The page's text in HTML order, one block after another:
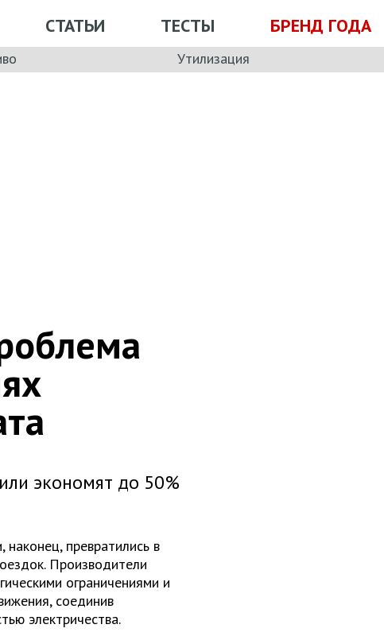
СТАТЬИ ТЕСТЫ БРЕНД ГОДА
Утилизация
экономят до 50%
превратились в
Производители
ограничениями и
соединив
электричества.